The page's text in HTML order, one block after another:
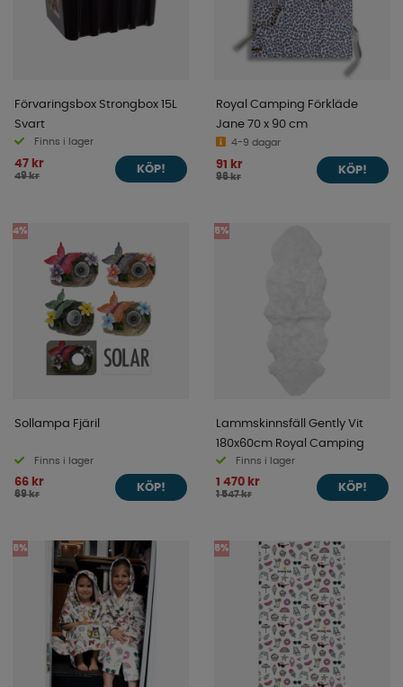
Förvaringsbox Strongbox 15L
Svart
Finns i lager
47 kr
49 kr
KÖP!
Royal Camping Förkläde
Jane 70 x 90 cm
4-9 dagar
91 kr
96 kr
KÖP!
4%
Sollampa Fjäril
Finns i lager
66 kr
69 kr
KÖP!
5%
Lammskinnsfäll Gently Vit
180x60cm Royal Camping
Finns i lager
1 470 kr
1 547 kr
KÖP!
5% 5%